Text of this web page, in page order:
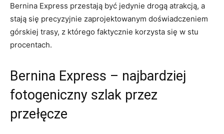
Bernina Express przestają być jedynie drogą atrakcją, a
stają się precyzyjnie zaprojektowanym doświadczeniem
górskiej trasy, z którego faktycznie korzysta się w stu
procentach.
Bernina Express – najbardziej
fotogeniczny szlak przez
przełęcze